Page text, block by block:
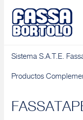
Sistema S.A.T.E.
Productos